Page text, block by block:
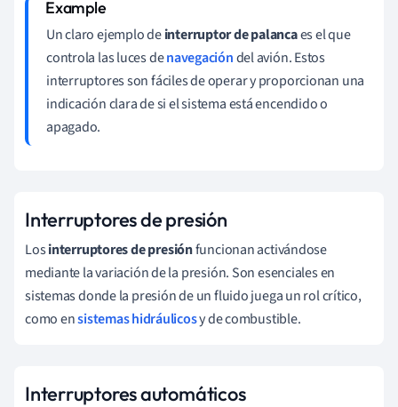
Un claro ejemplo deinterruptor de palancaes el que
controla las luces denavegacióndel avión. Estos
interruptores son fáciles de operar y proporcionan una
indicación clara de si el sistema está encendido o
apagado.
Interruptores de presión
Losinterruptores de presiónfuncionan activándose
mediante la variación de la presión. Son esenciales en
sistemas donde la presión de un fluido juega un rol crítico,
como ensistemas hidráulicosy de combustible.
Interruptores automáticos